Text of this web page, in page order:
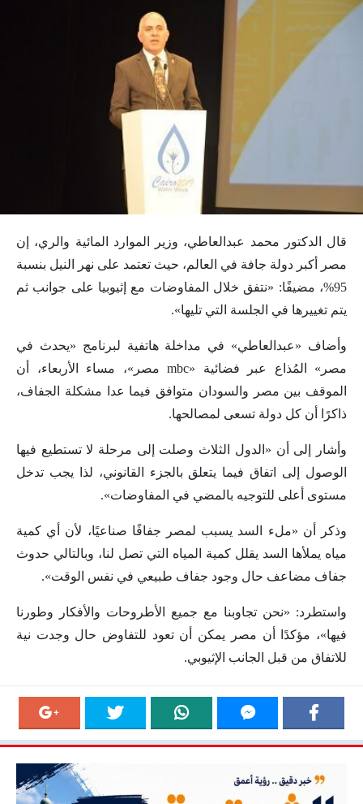
قال الدكتور محمد عبدالعاطي، وزير الموارد المائية والري، إن
مصر أكبر دولة جافة في العالم، حيث تعتمد على نهر النيل بنسبة
95%، مضيفًا: «نتفق خلال المفاوضات مع إثيوبيا على جوانب ثم
يتم تغييرها في الجلسة التي تليها».
وأضاف «عبدالعاطي» في مداخلة هاتفية لبرنامج «يحدث في
مصر» المُذاع عبر فضائية «mbc مصر»، مساء الأربعاء، أن
الموقف بين مصر والسودان متوافق فيما عدا مشكلة الجفاف،
ذاكرًا أن كل دولة تسعى لمصالحها.
وأشار إلى أن «الدول الثلاث وصلت إلى مرحلة لا تستطيع فيها
الوصول إلى اتفاق فيما يتعلق بالجزء القانوني، لذا يجب تدخل
مستوى أعلى للتوجيه بالمضي في المفاوضات».
وذكر أن «ملء السد يسبب لمصر جفافًا صناعيًا، لأن أي كمية
مياه يملأها السد يقلل كمية المياه التي تصل لنا، وبالتالي حدوث
جفاف مضاعف حال وجود جفاف طبيعي في نفس الوقت».
واستطرد: «نحن تجاوبنا مع جميع الأطروحات والأفكار وطورنا
فيها»، مؤكدًا أن مصر يمكن أن تعود للتفاوض حال وجدت نية
للاتفاق من قبل الجانب الإثيوبي.